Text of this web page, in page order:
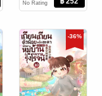
ยุคดวงดาว เล่ม
No Rating
-36%